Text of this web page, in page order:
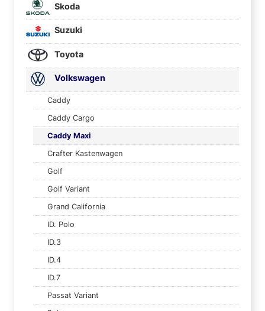
Skoda
Suzuki
Toyota
Volkswagen
Caddy
Caddy Cargo
Caddy Maxi
Crafter Kastenwagen
Golf
Golf Variant
Grand California
ID. Polo
ID.3
ID.4
ID.7
Passat Variant